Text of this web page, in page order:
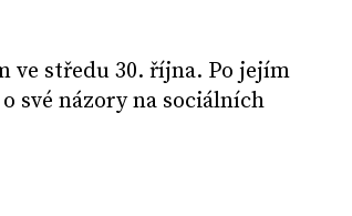
ve středu 30. října. Po jejím
své názory na sociálních